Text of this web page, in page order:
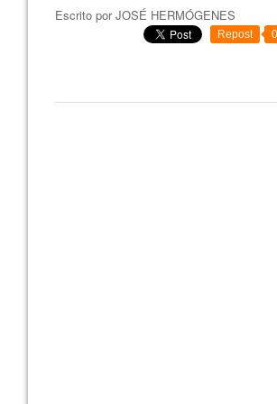
Escrito porJOSÉ HERMÓGENES
Repost 0